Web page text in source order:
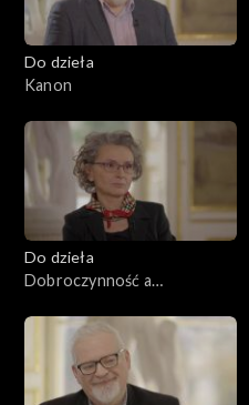
Do dzieła
Kanon
Do dzieła
Dobroczynność a